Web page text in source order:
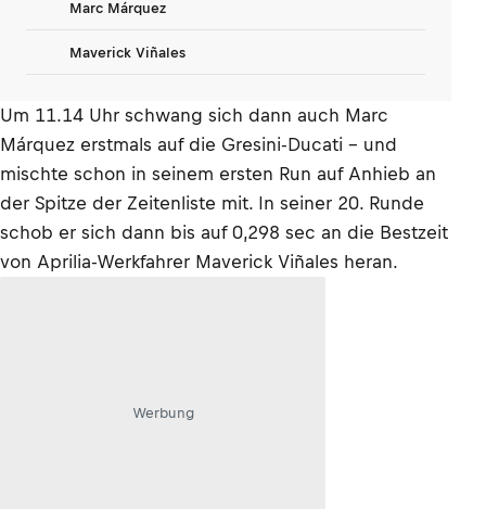
Marc Márquez
Maverick Viñales
Um 11.14 Uhr schwang sich dann auch Marc
Márquez erstmals auf die Gresini-Ducati – und
mischte schon in seinem ersten Run auf Anhieb an
der Spitze der Zeitenliste mit. In seiner 20. Runde
schob er sich dann bis auf 0,298 sec an die Bestzeit
von Aprilia-Werkfahrer Maverick Viñales heran.
Werbung